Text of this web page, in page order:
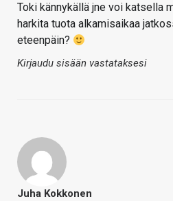
Toki kännykällä jne voi katsella
harkita tuota alkamisaikaa
eteenpäin?
Kirjaudu sisään vastataksesi
Juha Kokkonen